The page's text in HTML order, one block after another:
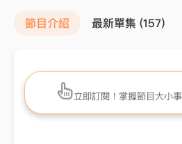
節目介紹 最新單集 (157)
立即訂閱！掌握節目大小事